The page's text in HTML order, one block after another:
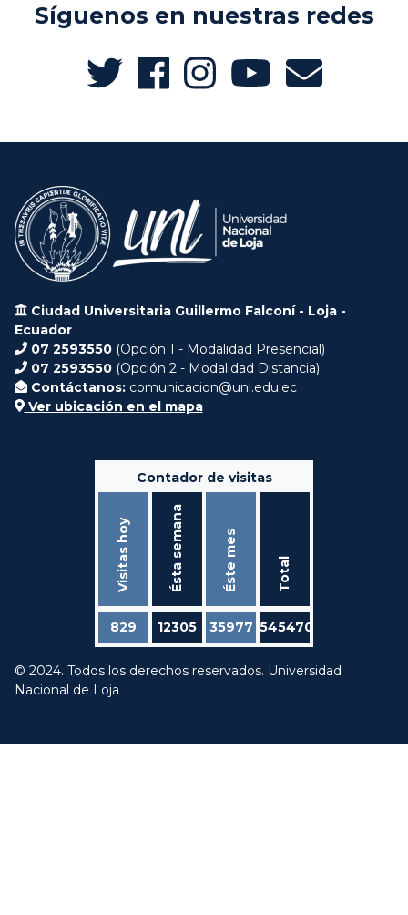
Síguenos en nuestras redes
Ciudad Universitaria Guillermo Falconí - Loja -
Ecuador
07 2593550 (Opción 1 - Modalidad Presencial)
07 2593550 (Opción 2 - Modalidad Distancia)
Contáctanos: comunicacion@unl.edu.ec
Ver ubicación en el mapa
Contador de visitas
Visitas hoy Ésta semana Éste mes Total
829 12305 35977 545470
© 2024. Todos los derechos reservados. Universidad
Nacional de Loja